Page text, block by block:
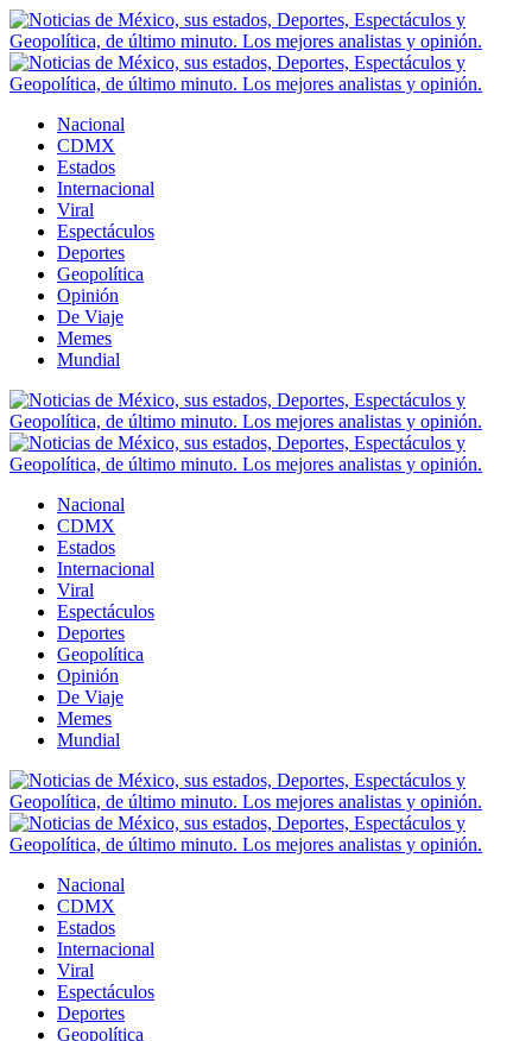
Nacional
CDMX
Estados
Internacional
Viral
Espectáculos
Deportes
Geopolítica
Opinión
De Viaje
Memes
Mundial
Nacional
CDMX
Estados
Internacional
Viral
Espectáculos
Deportes
Geopolítica
Opinión
De Viaje
Memes
Mundial
Nacional
CDMX
Estados
Internacional
Viral
Espectáculos
Deportes
Geopolítica